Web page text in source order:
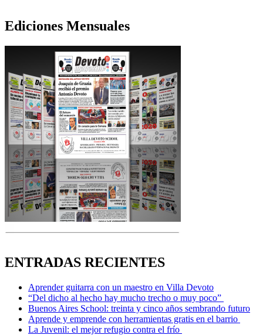
Ediciones Mensuales
ENTRADAS RECIENTES
Aprender guitarra con un maestro en Villa Devoto
“Del dicho al hecho hay mucho trecho o muy poco”
Buenos Aires School: treinta y cinco años sembrando futuro
Aprende y emprende con herramientas gratis en el barrio
La Juvenil: el mejor refugio contra el frío